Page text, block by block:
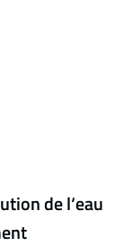
de l‘eau